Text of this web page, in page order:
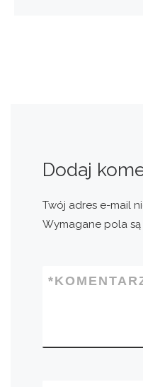
Dodaj
Twój adres e-mail
Wymagane pola
*